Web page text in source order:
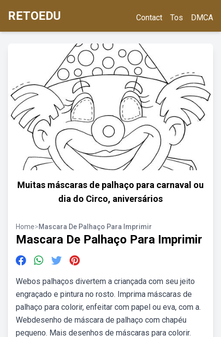
RETOEDU Contact Tos DMCA
Muitas máscaras de palhaço para carnaval ou
dia do Circo, aniversários
Home>Mascara De Palhaço Para Imprimir
Mascara De Palhaço Para Imprimir
Webos palhaços divertem a criançada com seu jeito
engraçado e pintura no rosto. Imprima máscaras de
palhaço para colorir, enfeitar com papel ou eva, com a.
Webdesenho de máscara de palhaço com chapéu
pequeno. Mais desenhos de máscaras para colorir.